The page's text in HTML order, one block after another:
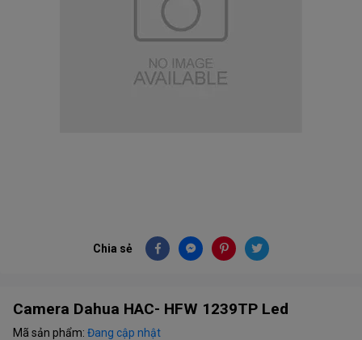
Chia sẻ
Camera Dahua HAC- HFW 1239TP Led
Mã sản phẩm: Đang cập nhật